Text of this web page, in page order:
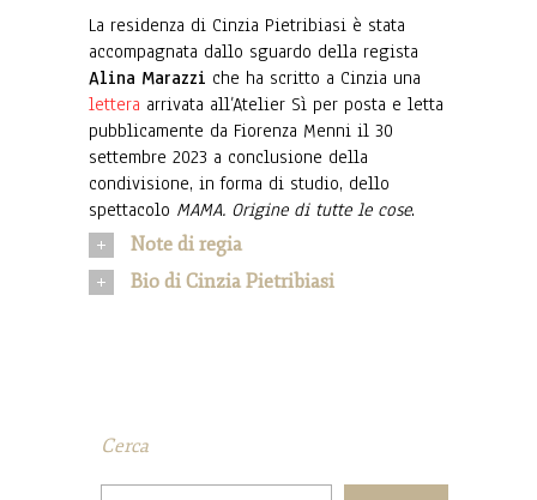
La residenza di Cinzia Pietribiasi è stata
accompagnata dallo sguardo della regista
Alina Marazzi che ha scritto a Cinzia una
lettera arrivata all’Atelier Sì per posta e letta
pubblicamente da Fiorenza Menni il 30
settembre 2023 a conclusione della
condivisione, in forma di studio, dello
spettacolo MAMA. Origine di tutte le cose.
Note di regia
Bio di Cinzia Pietribiasi
Cerca